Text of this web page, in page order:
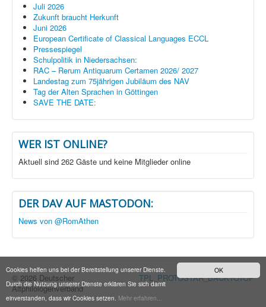
OK
Cookies helfen uns bei der Bereitstellung unserer Dienste.
Durch die Nutzung unserer Dienste erklären Sie sich damit
einverstanden, dass wir Cookies setzen. Mehr erfahren...
Juli 2026
Zukunft braucht Herkunft
Juni 2026
European Certificate of Classical Languages ECCL
Pressespiegel
Schulpolitik in Niedersachsen:
RAC – Rerum Antiquarum Certamen 2026/ 2027
Landestag zum 75jährigen Jubiläum des NAV
Tag der Alten Sprachen in Göttingen
SAVE THE DATE:
WER IST ONLINE?
Aktuell sind 262 Gäste und keine Mitglieder online
DER DAV AUF MASTODON:
News von @RomAthen
TPL_PROTOSTAR_BACKTOTOP
© 2026 Deutscher
Altphilologenverband